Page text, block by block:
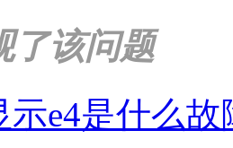
了该问题
示e4是什么